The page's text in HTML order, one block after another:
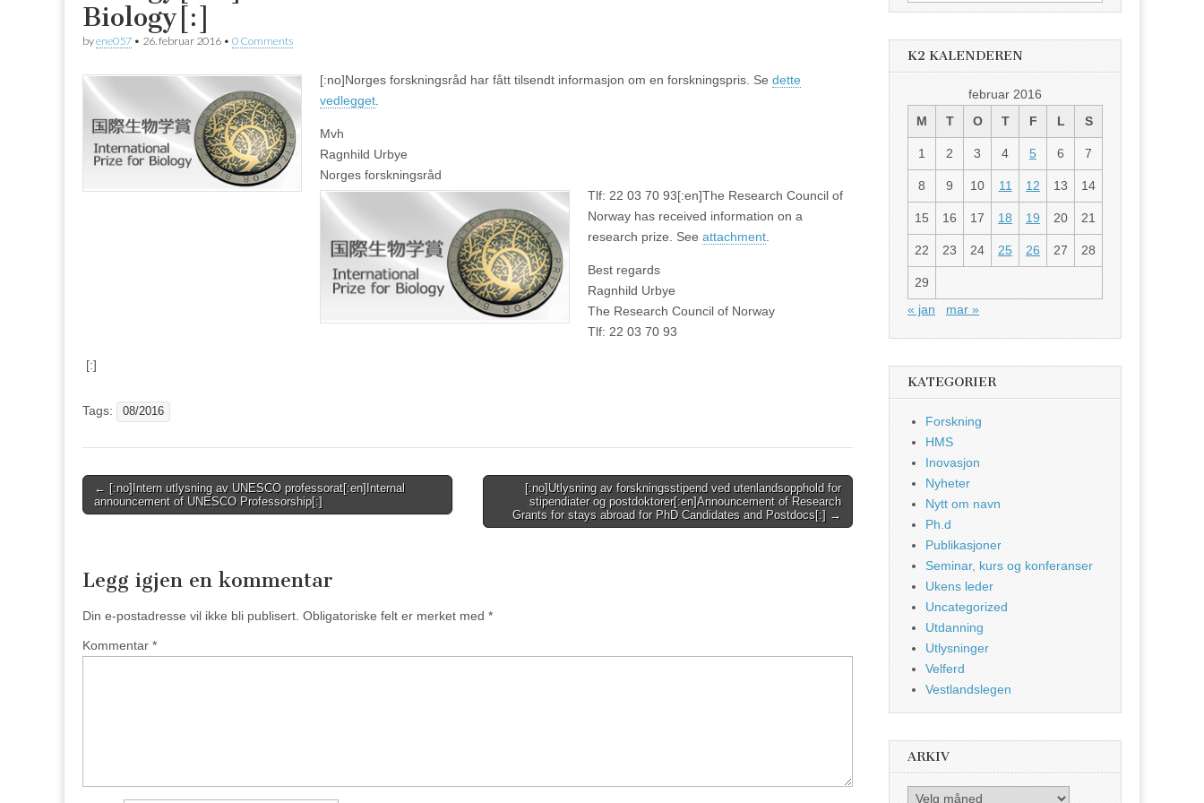
Biology[:]
byene057 • 26. februar 2016 • 0 Comments
[:no]Norges forskningsråd har fått tilsendt informasjon om en forskningspris. Se dette
vedlegget
Mvh
Ragnhild Urbye
Norges forskningsråd
Tlf: 22 03 70 93[:en]The Research Council of
Norway has received information on a
research prize. See attachment
Best regards
Ragnhild Urbye
The Research Council of Norway
Tlf: 22 03 70 93
[:]
Tags: 08/2016
Post
navigation
← [:no]Intern utlysning av UNESCO professorat[:en]Internal
announcement of UNESCO Professorship[:]
[:no]Utlysning av forskningsstipend ved utenlandsopphold for
stipendiater og postdoktorer[:en]Announcement of Research
Grants for stays abroad for PhD Candidates and Postdocs[:] →
Legg igjen en kommentar
Din e-postadresse vil ikke bli publisert. Obligatoriske felt er merket med *
Kommentar *
K2 KALENDEREN
februar 2016
M
T O T F L S
1 2 3 4 5 6 7
8 9 10 11 12 13 14
15 16 17 18 19 20 21
22 23 24 25 26 27 28
29
« jan
mar »
KATEGORIER
Forskning
HMS
Inovasjon
Nyheter
Nytt om navn
Ph.d
Publikasjoner
Seminar, kurs og konferanser
Ukens leder
Uncategorized
Utdanning
Utlysninger
Velferd
Vestlandslegen
ARKIV
Arkiv